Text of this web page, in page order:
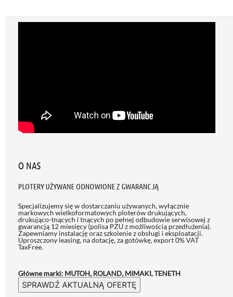
O NAS
PLOTERY UŻYWANE ODNOWIONE Z GWARANCJĄ
Specjalizujemy się w dostarczaniu używanych, wyłącznie
markowych wielkoformatowych ploterów drukujących,
drukująco-tnących i tnących po pełnej odbudowie serwisowej z
gwarancją 12 miesięcy (polisa PZU z możliwością przedłużenia).
Zapewniamy instalację oraz szkolenie z obsługi i eksploatacji.
Uproszczony leasing, na dotację, za gotówkę, export 0% VAT
TaxFree.
Główne marki: MUTOH, ROLAND, MIMAKI, TENETH
SPRAWDŹ AKTUALNĄ OFERTĘ